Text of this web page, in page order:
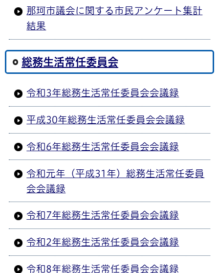
那珂市議会に関する市民アンケート集計
結果
総務生活常任委員会
令和3年総務生活常任委員会会議録
平成30年総務生活常任委員会会議録
令和6年総務生活常任委員会会議録
令和元年（平成31年）総務生活常任委員
会会議録
令和7年総務生活常任委員会会議録
令和2年総務生活常任委員会会議録
令和8年総務生活常任委員会会議録